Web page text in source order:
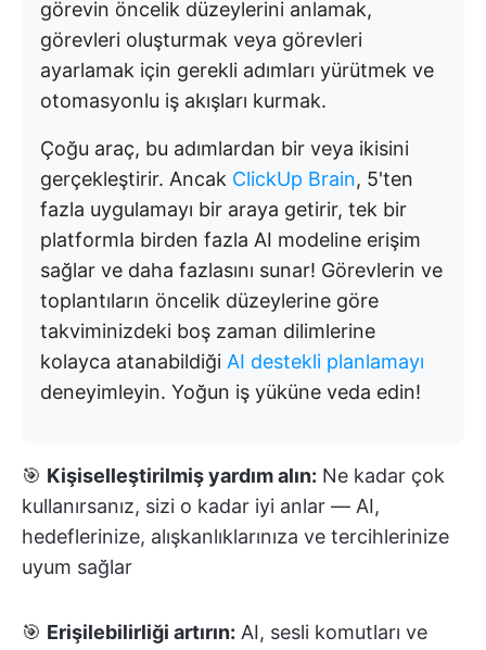
görevin öncelik düzeylerini anlamak,
görevleri oluşturmak veya görevleri
ayarlamak için gerekli adımları yürütmek ve
otomasyonlu iş akışları kurmak.
Çoğu araç, bu adımlardan bir veya ikisini
gerçekleştirir. Ancak ClickUp Brain, 5'ten
fazla uygulamayı bir araya getirir, tek bir
platformla birden fazla AI modeline erişim
sağlar ve daha fazlasını sunar! Görevlerin ve
toplantıların öncelik düzeylerine göre
takviminizdeki boş zaman dilimlerine
kolayca atanabildiği AI destekli planlamayı
deneyimleyin. Yoğun iş yüküne veda edin!
🎯 Kişiselleştirilmiş yardım alın: Ne kadar çok
kullanırsanız, sizi o kadar iyi anlar — AI,
hedeflerinize, alışkanlıklarınıza ve tercihlerinize
uyum sağlar
🎯 Erişilebilirliği artırın: AI, sesli komutları ve